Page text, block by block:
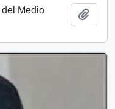
Medio